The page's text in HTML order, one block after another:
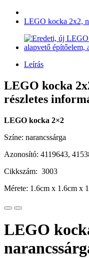
LEGO kocka 2x2,
Leírás
LEGO kocka
részletes
LEGO kocka 2×2
Színe: narancssárga
Azonosító: 4119643,
Cikkszám: 3003
Mérete: 1.6cm x 1.6cm x
LEGO